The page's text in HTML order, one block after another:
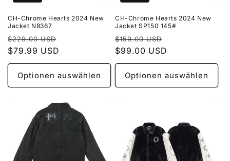
CH-Chrome Hearts 2024 New
Jacket N8367
Normaler
Preis
$229.00 USD
Verkaufspreis
$79.99 USD
Optionen auswählen
CH-Chrome Hearts 2024 New
Jacket SP150 145#
Normaler
Preis
$159.00 USD
$99.00 USD
Optionen auswählen